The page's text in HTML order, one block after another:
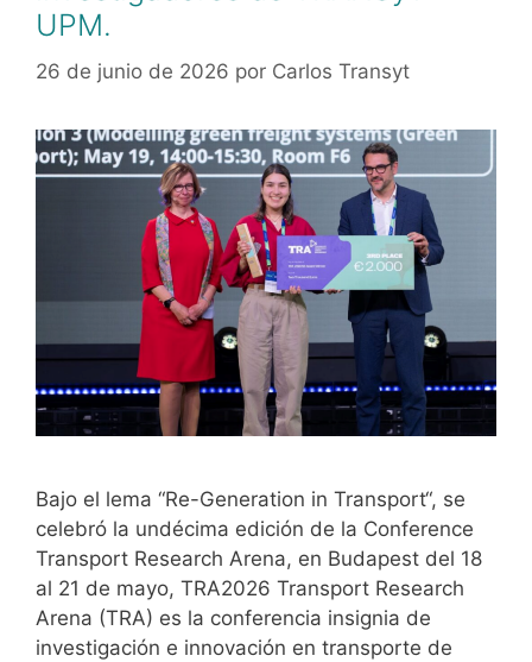
UPM.
26 de junio de 2026 por Carlos Transyt
Bajo el lema “Re-Generation in Transport“, se
celebró la undécima edición de la Conference
Transport Research Arena, en Budapest del 18
al 21 de mayo, TRA2026 Transport Research
Arena (TRA) es la conferencia insignia de
investigación e innovación en transporte de